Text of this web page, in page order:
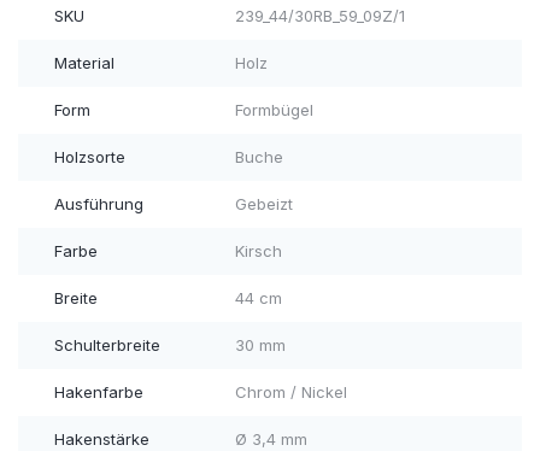
SKU 239_44/30RB_59_09Z/1
Material Holz
Form Formbügel
Holzsorte Buche
Ausführung Gebeizt
Farbe Kirsch
Breite 44 cm
Schulterbreite 30 mm
Hakenfarbe Chrom / Nickel
Hakenstärke Ø 3,4 mm